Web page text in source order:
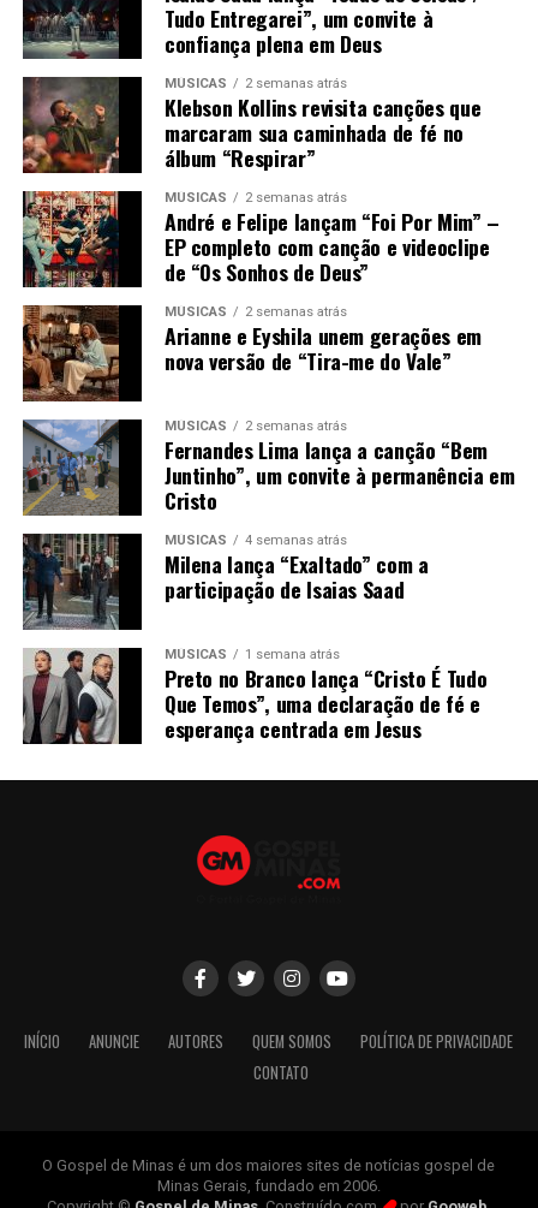
Tudo Entregarei”, um convite à
confiança plena em Deus
MÚSICAS 2 semanas atrás
Klebson Kollins revisita canções que
marcaram sua caminhada de fé no
álbum “Respirar”
MÚSICAS 2 semanas atrás
André e Felipe lançam “Foi Por Mim” –
EP completo com canção e videoclipe
de “Os Sonhos de Deus”
MÚSICAS 2 semanas atrás
Arianne e Eyshila unem gerações em
nova versão de “Tira-me do Vale”
MÚSICAS 2 semanas atrás
Fernandes Lima lança a canção “Bem
Juntinho”, um convite à permanência em
Cristo
MÚSICAS 4 semanas atrás
Milena lança “Exaltado” com a
participação de Isaias Saad
MÚSICAS 1 semana atrás
Preto no Branco lança “Cristo É Tudo
Que Temos”, uma declaração de fé e
esperança centrada em Jesus
INÍCIO ANUNCIE AUTORES QUEM SOMOS
POLÍTICA DE PRIVACIDADE
CONTATO
O Gospel de Minas é um dos maiores sites de notícias gospel de
Minas Gerais, fundado em 2006.